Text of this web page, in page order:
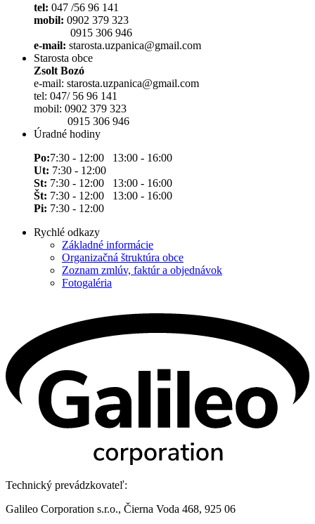
tel: 047 /56 96 141
mobil: 0902 379 323
0915 306 946
e-mail: starosta.uzpanica@gmail.com
Starosta obce
Zsolt Bozó
e-mail: starosta.uzpanica@gmail.com
tel: 047/ 56 96 141
mobil: 0902 379 323
0915 306 946
Úradné hodiny
Po:7:30 - 12:00 13:00 - 16:00
Ut: 7:30 - 12:00
St: 7:30 - 12:00 13:00 - 16:00
Št: 7:30 - 12:00 13:00 - 16:00
Pi: 7:30 - 12:00
Rychlé odkazy
Základné informácie
Organizačná štruktúra obce
Zoznam zmlúv, faktúr a objednávok
Fotogaléria
Technický prevádzkovateľ:
Galileo Corporation s.r.o., Čierna Voda 468, 925 06